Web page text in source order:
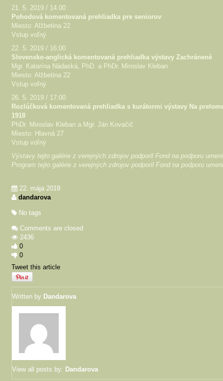
21. 5. 2019 / 14.00
Pohodová komentovaná prehliadka pre seniorov
Miesto: Alžbetina 22
Vstup voľný
22. 5. 2019 / 16:00
Slovensko-anglická komentovaná prehliadka výstavy Zachránené
Mgr. Katarína Nádaská, PhD. a PhDr. Miroslav Kleban
Miesto: Alžbetina 22
Vstup voľný
26. 5. 2019 / 17:00
Rozlúčková komentovaná prehliadka s kurátormi výstavy Na
1918
PhDr. Miroslav Kleban a Mgr. Ján Kovačič
Miesto: Hlavná 27
Vstup voľný
Výstavy tejto galérie z verejných zdrojov podporil Fond na podporu
Program tejto galérie z verejných zdrojov podporil Fond na podporu
22. mája 2019
dandarova
No tags
Comments are closed
2436
0
0
Tweet this article
Written by Dandarova
View all posts by: Dandarova